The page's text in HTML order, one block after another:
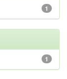
1
1